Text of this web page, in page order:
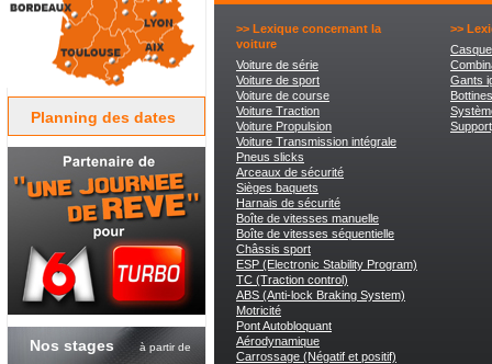
Planning des dates
Nos stages à partir de
>> Lexique concernant la
voiture
Voiture de série
Voiture de sport
Voiture de course
Voiture Traction
Voiture Propulsion
Voiture Transmission intégrale
Pneus slicks
Arceaux de sécurité
Sièges baquets
Harnais de sécurité
Boîte de vitesses manuelle
Boîte de vitesses séquentielle
Châssis sport
ESP (Electronic Stability Program)
TC (Traction control)
ABS (Anti-lock Braking System)
Motricité
Pont Autobloquant
Aérodynamique
Carrossage (Négatif et positif)
>>
Casque
Gants